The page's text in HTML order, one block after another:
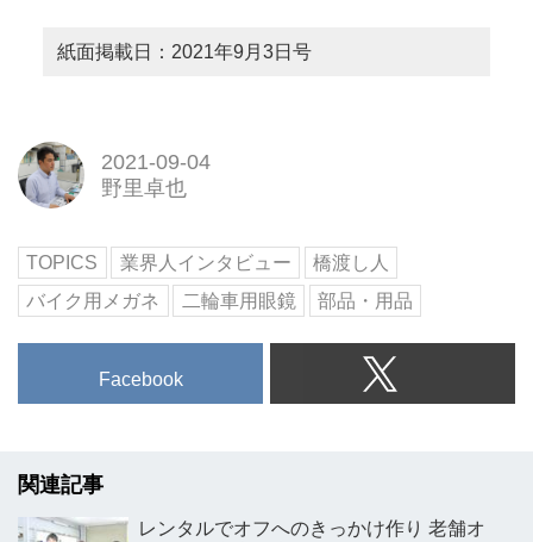
紙面掲載日：2021年9月3日号
2021-09-04
野里卓也
TOPICS 業界人インタビュー
橋渡し人
バイク用メガネ
二輪車用眼鏡 部品・用品
Facebook
関連記事
レンタルでオフへのきっかけ作り 老舗オ